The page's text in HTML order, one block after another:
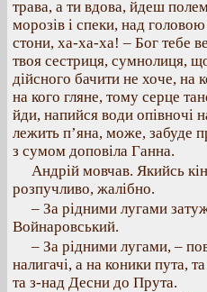
трава, а ти вдова, йдеш
морозів і спеки, над
стони, ха-ха-ха! – Бог тебе
твоя сестриця, сумнолиця,
дійсного бачити не хоче, на
на кого гляне, тому серце
йди, напийся води опівночі
лежить п’яна, може, забуде
з сумом доповіла Ганна.
Андрій мовчав. Якийсь
розпучливо, жалібно.
– За рідними лугами
Войнаровський.
– За рідними лугами, –
налигачі, а на коники пута,
та з-над Десни до Прута.